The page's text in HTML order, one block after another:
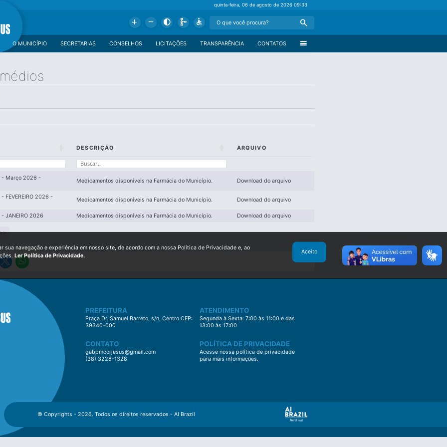
quinta-feira, 06 de agosto de 202609:33
Add Remove Contrast Schema Accessible Search
menu
CONTATOS
TRANSPARÊNCIA
LICITAÇÕES
CONSELHOS
SECRETARIAS
O MUNICÍPIO
DESCRIÇÃO ARQUIVO
- Março 2026 -
Medicamentos disponíveis na Farmácia do Município. Download do arquivo
- FEVEREIRO 2026 -
Medicamentos disponíveis na Farmácia do Município. Download do arquivo
- JANEIRO 2026 Medicamentos disponíveis na Farmácia do Município. Download do arquivo
PREFEITURA
Praça Dr. Samuel Barreto, s/n, Centro CEP:
39340-000
ATENDIMENTO
Segunda à Sexta: 7:00 às 11:00 e das
13:00 às 17:00
CONTATO
gabpmcorjesus@gmail.com
(38) 3228-1328
POLÍTICA DE PRIVACIDADE
Acesse nossa política de privacidade
para mais informações.
© Copyrights - 2026. Todos os direitos reservados - AI Brazil
navegação e experiência em nosso site, de acordo com a nossa Política de Privacidade e, ao
Ler Política de Privacidade.
Aceito